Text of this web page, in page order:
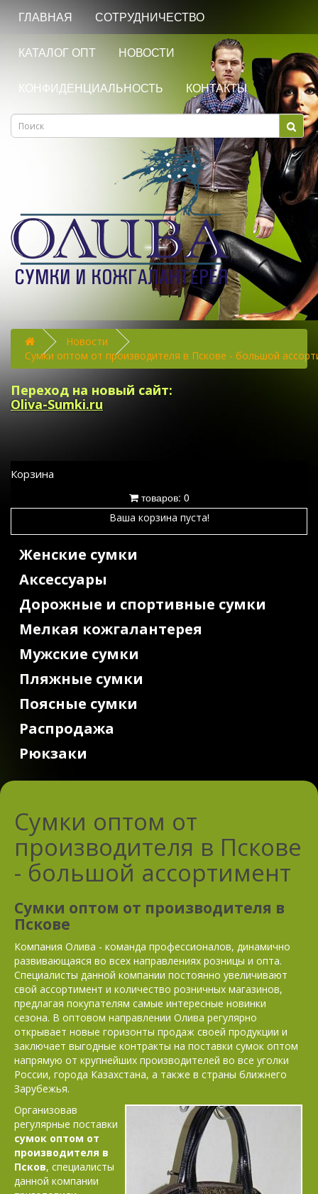
ГЛАВНАЯ СОТРУДНИЧЕСТВО
КАТАЛОГ ОПТ НОВОСТИ
КОНФИДЕНЦИАЛЬНОСТЬ КОНТАКТЫ
Новости
Сумки оптом от производителя в Пскове - большой
Переход на новый сайт:
Oliva-Sumki.ru
Корзина
товаров: 0
Ваша корзина пуста!
Женские сумки
Аксессуары
Дорожные и спортивные сумки
Мелкая кожгалантерея
Мужские сумки
Пляжные сумки
Поясные сумки
Распродажа
Рюкзаки
Сумки оптом от
производителя в Пскове
- большой ассортимент
Сумки оптом от производителя в
Пскове
Компания Олива - команда профессионалов, динамично
развивающаяся во всех направлениях розницы и опта.
Специалисты данной компании постоянно увеличивают
свой ассортимент и количество розничных магазинов,
предлагая покупателям самые интересные новинки
сезона. В оптовом направлении Олива регулярно
открывает новые горизонты продаж своей продукции и
заключает выгодные контракты на поставки сумок оптом
напрямую от крупнейших производителей во все уголки
России, города Казахстана, а также в страны ближнего
Зарубежья.
Организовав
регулярные поставки
сумок оптом от
производителя в
Псков, специалисты
данной компании